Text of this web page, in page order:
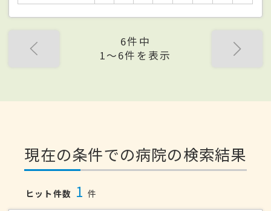
6件中
1〜6件を表示
現在の条件での病院の検索結果
ヒット件数 1 件